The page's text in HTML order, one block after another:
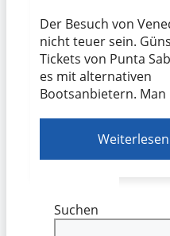
Der Besuch von
nicht teuer sein.
Tickets von Punta
es mit alternativen
Bootsanbietern.
Weiterlesen
Suchen